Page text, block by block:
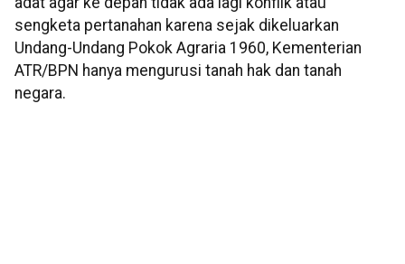
sengketa pertanahan karena sejak dikeluarkan
Undang-Undang Pokok Agraria 1960, Kementerian
ATR/BPN hanya mengurusi tanah hak dan tanah
negara.